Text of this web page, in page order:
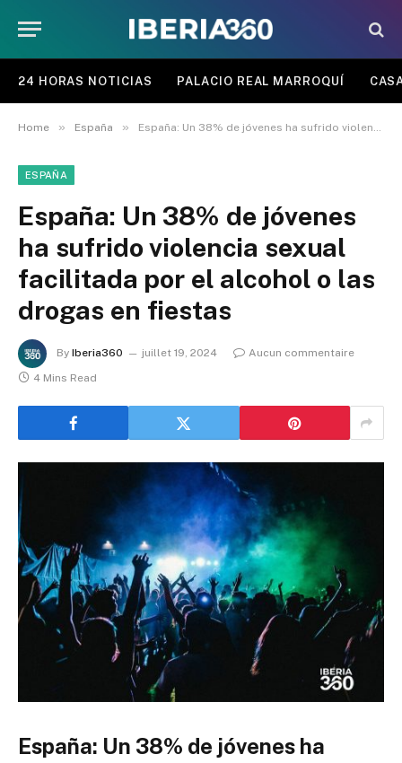
24 HORAS NOTICIAS PALACIO REAL MARROQUÍ
Home » España » España: Un 38% de jóvenes ha sufrido violencia sexual facilitada por el alcohol o las drogas en fiestas
ESPAÑA
España: Un 38% de jóvenes
ha sufrido violencia sexual
facilitada por el alcohol o las
drogas en fiestas
By Iberia360 juillet 19, 2024
Aucun commentaire
4 Mins Read
España: Un 38% de jóvenes ha